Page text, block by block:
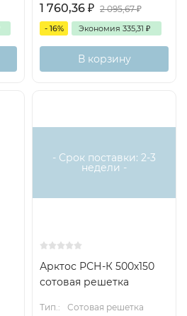
1 760,36 ₽ 2 095,67₽
- 16% Экономия 335,31 ₽
В корзину
- Срок поставки: 2-3
недели -
Арктос РСН-К 500х150
сотовая решетка
Тип.:
Сотовая решетка